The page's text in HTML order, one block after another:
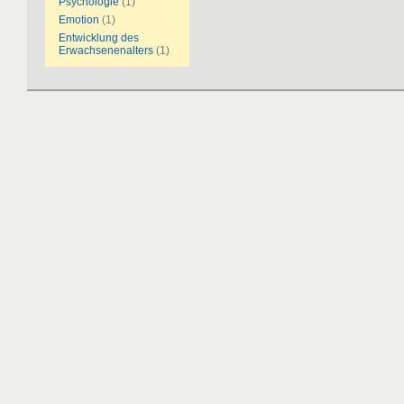
Emotion (1)
Entwicklung des
Erwachsenenalters (1)